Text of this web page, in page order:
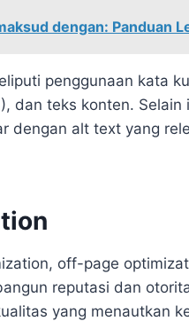
dengan: Panduan
penggunaan kata
dan teks konten.
dengan alt text yang
off-page
reputasi dan
yang menautkan